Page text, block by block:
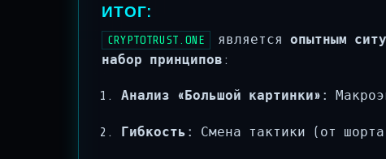
ИТОГ:
CRYPTOTRUST.ONE является опытным
набор принципов :
Анализ «Большой картинки»:
Гибкость: Смена тактики (от